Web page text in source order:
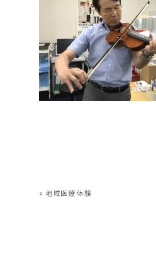
«地域医療体験